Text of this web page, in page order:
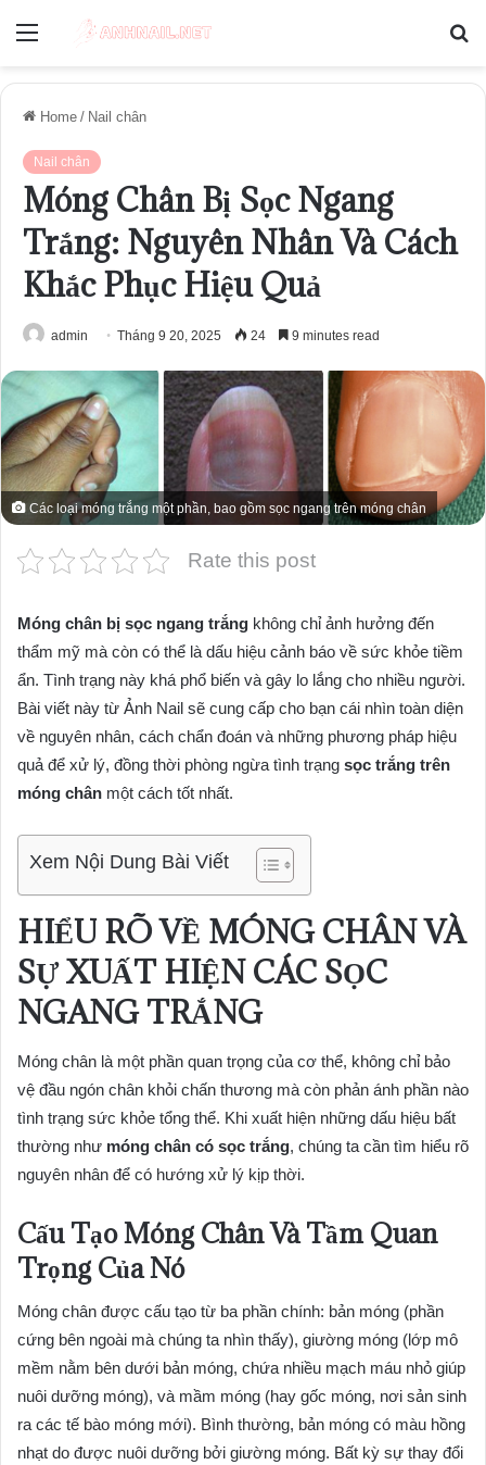
Menu
Home / Nail chân
Nail chân
Móng Chân Bị Sọc Ngang
Trắng: Nguyên Nhân Và Cách
Khắc Phục Hiệu Quả
admin Tháng 9 20, 2025 24 9 minutes read
Các loại móng trắng một phần, bao gồm sọc ngang trên móng chân
Rate this post
Móng chân bị sọc ngang trắng không chỉ ảnh hưởng đến
thẩm mỹ mà còn có thể là dấu hiệu cảnh báo về sức khỏe tiềm
ẩn. Tình trạng này khá phổ biến và gây lo lắng cho nhiều người.
Bài viết này từ Ảnh Nail sẽ cung cấp cho bạn cái nhìn toàn diện
về nguyên nhân, cách chẩn đoán và những phương pháp hiệu
quả để xử lý, đồng thời phòng ngừa tình trạng sọc trắng trên
móng chân một cách tốt nhất.
Xem Nội Dung Bài Viết
HIỂU RÕ VỀ MÓNG CHÂN VÀ
SỰ XUẤT HIỆN CÁC SỌC
NGANG TRẮNG
Móng chân là một phần quan trọng của cơ thể, không chỉ bảo
vệ đầu ngón chân khỏi chấn thương mà còn phản ánh phần nào
tình trạng sức khỏe tổng thể. Khi xuất hiện những dấu hiệu bất
thường như móng chân có sọc trắng, chúng ta cần tìm hiểu rõ
nguyên nhân để có hướng xử lý kịp thời.
Cấu Tạo Móng Chân Và Tầm Quan
Trọng Của Nó
Móng chân được cấu tạo từ ba phần chính: bản móng (phần
cứng bên ngoài mà chúng ta nhìn thấy), giường móng (lớp mô
mềm nằm bên dưới bản móng, chứa nhiều mạch máu nhỏ giúp
nuôi dưỡng móng), và mầm móng (hay gốc móng, nơi sản sinh
ra các tế bào móng mới). Bình thường, bản móng có màu hồng
nhạt do được nuôi dưỡng bởi giường móng. Bất kỳ sự thay đổi